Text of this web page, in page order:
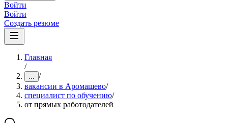
Войти
Войти
Создать резюме
Главная
/
... /
вакансии в Аромашево/
специалист по обучению/
от прямых работодателей